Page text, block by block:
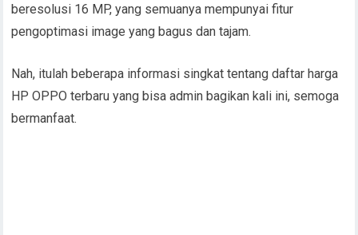
beresolusi 16 MP, yang semuanya mempunyai fitur
pengoptimasi image yang bagus dan tajam.
Nah, itulah beberapa informasi singkat tentang daftar harga
HP OPPO terbaru yang bisa admin bagikan kali ini, semoga
bermanfaat.